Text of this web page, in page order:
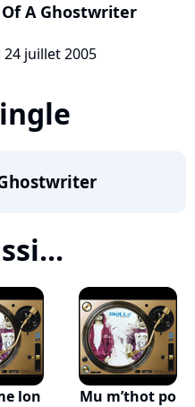
A Ghostwriter
juillet 2005
lon
Mu m’thot po